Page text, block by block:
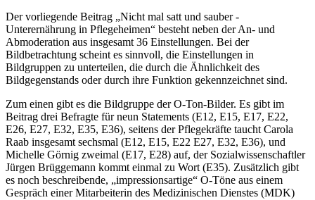
Der vorliegende Beitrag „Nicht mal satt und sauber -
Unterernährung in Pflegeheimen“ besteht neben der An- und
Abmoderation aus insgesamt 36 Einstellungen. Bei der
Bildbetrachtung scheint es sinnvoll, die Einstellungen in
Bildgruppen zu unterteilen, die durch die Ähnlichkeit des
Bildgegenstands oder durch ihre Funktion gekennzeichnet sind.
Zum einen gibt es die Bildgruppe der O-Ton-Bilder. Es gibt im
Beitrag drei Befragte für neun Statements (E12, E15, E17, E22,
E26, E27, E32, E35, E36), seitens der Pflegekräfte taucht Carola
Raab insgesamt sechsmal (E12, E15, E22 E27, E32, E36), und
Michelle Görnig zweimal (E17, E28) auf, der Sozialwissenschaftler
Jürgen Brüggemann kommt einmal zu Wort (E35). Zusätzlich gibt
es noch beschreibende, „impressionsartige“ O-Töne aus einem
Gespräch einer Mitarbeiterin des Medizinischen Dienstes (MDK)